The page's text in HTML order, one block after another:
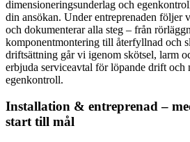
dimensioneringsunderlag och
din ansökan. Under entreprenaden följer
och dokumenterar alla steg – från
komponentmontering till återfyllnad och
driftsättning går vi igenom skötsel, larm
erbjuda serviceavtal för löpande drift och
egenkontroll.
Installation & entreprenad –
start till mål